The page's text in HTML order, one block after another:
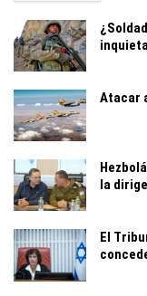
Atacar
la
El